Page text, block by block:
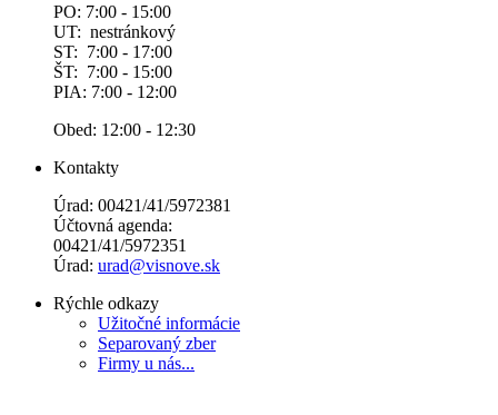
PO: 7:00 - 15:00
UT: nestránkový
ST: 7:00 - 17:00
ŠT: 7:00 - 15:00
PIA: 7:00 - 12:00
Obed: 12:00 - 12:30
Kontakty
Úrad: 00421/41/5972381
Účtovná agenda:
00421/41/5972351
Úrad: urad@visnove.sk
Rýchle odkazy
Užitočné informácie
Separovaný zber
Firmy u nás...